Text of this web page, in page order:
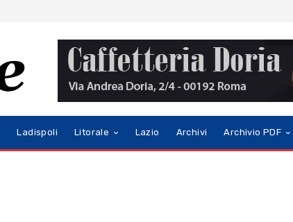
Ladispoli Litorale Lazio Archivi Archivio PDF